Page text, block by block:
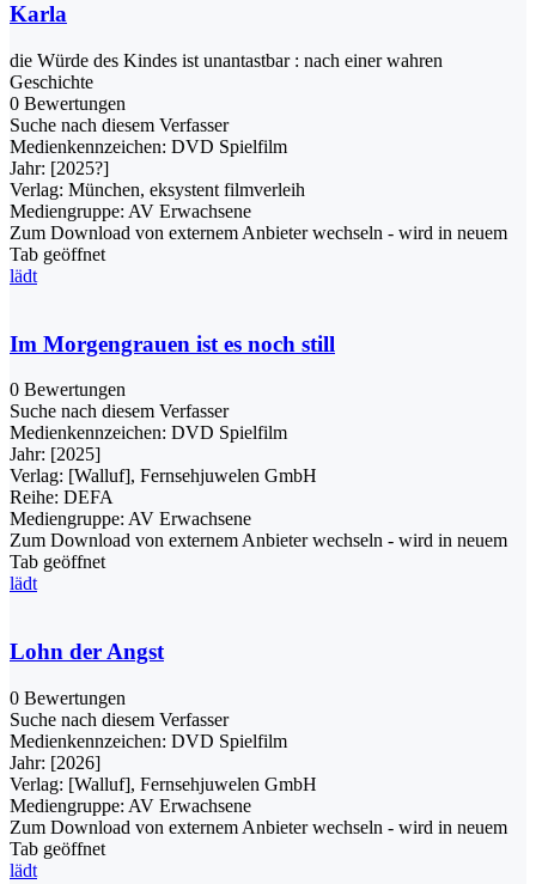
Karla
die Würde des Kindes ist unantastbar : nach einer wahren
Geschichte
0 Bewertungen
Suche nach diesem Verfasser
Medienkennzeichen: DVD Spielfilm
Jahr: [2025?]
Verlag: München, eksystent filmverleih
Mediengruppe: AV Erwachsene
Zum Download von externem Anbieter wechseln - wird in neuem
Tab geöffnet
lädt
Im Morgengrauen ist es noch still
0 Bewertungen
Suche nach diesem Verfasser
Medienkennzeichen: DVD Spielfilm
Jahr: [2025]
Verlag: [Walluf], Fernsehjuwelen GmbH
Reihe: DEFA
Mediengruppe: AV Erwachsene
Zum Download von externem Anbieter wechseln - wird in neuem
Tab geöffnet
lädt
Lohn der Angst
0 Bewertungen
Suche nach diesem Verfasser
Medienkennzeichen: DVD Spielfilm
Jahr: [2026]
Verlag: [Walluf], Fernsehjuwelen GmbH
Mediengruppe: AV Erwachsene
Zum Download von externem Anbieter wechseln - wird in neuem
Tab geöffnet
lädt